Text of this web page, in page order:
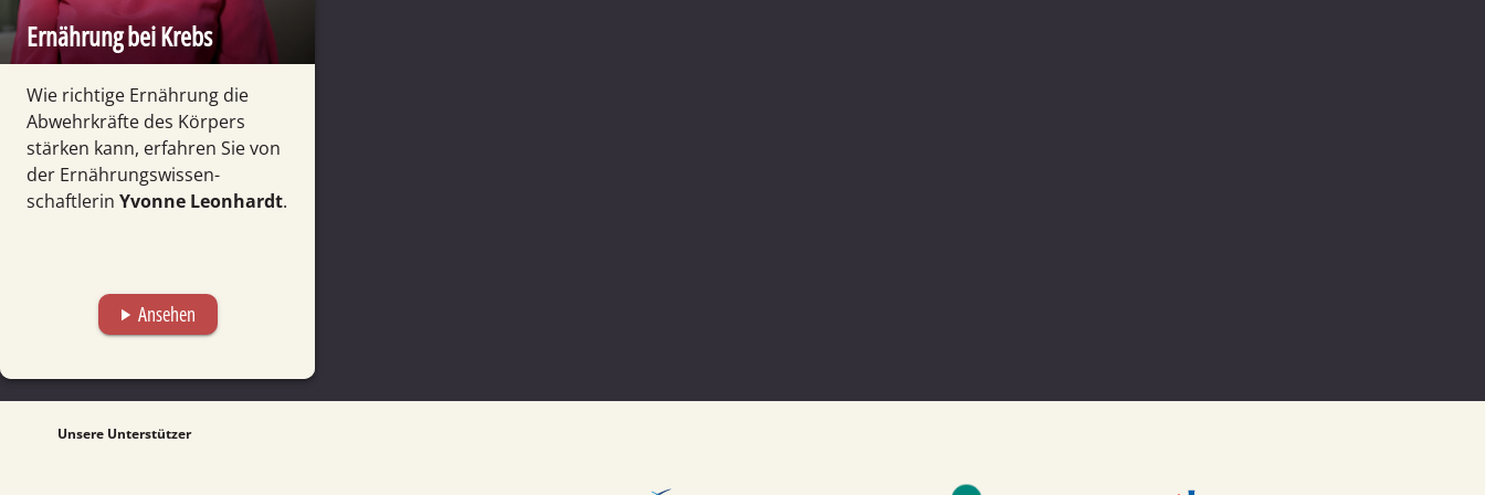
Ernährung bei Krebs
Wie richtige Ernäh­rung die
Abwehr­kräfte des Körpers
stärken kann, erfahren Sie von
der Ernäh­rungs­wissen­
schaftlerin Yvonne Leonhardt.
play_arrow Ansehen
Unsere Unterstützer